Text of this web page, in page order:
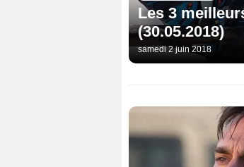
Les 3
(30.05.2018)
samedi 2 juin 2018